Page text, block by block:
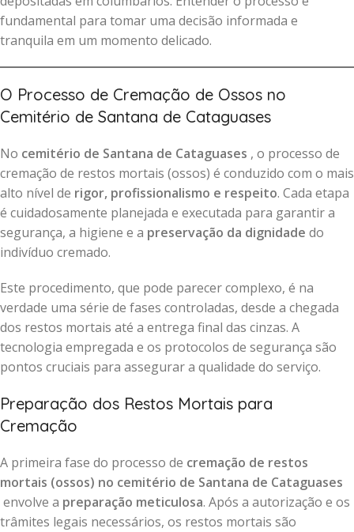
fundamental para tomar uma decisão informada e
tranquila em um momento delicado.
O Processo de Cremação de Ossos no
Cemitério de Santana de Cataguases
No cemitério de Santana de Cataguases , o processo de
cremação de restos mortais (ossos) é conduzido com o mais
alto nível de rigor, profissionalismo e respeito. Cada etapa
é cuidadosamente planejada e executada para garantir a
segurança, a higiene e a preservação da dignidade do
indivíduo cremado.
Este procedimento, que pode parecer complexo, é na
verdade uma série de fases controladas, desde a chegada
dos restos mortais até a entrega final das cinzas. A
tecnologia empregada e os protocolos de segurança são
pontos cruciais para assegurar a qualidade do serviço.
Preparação dos Restos Mortais para
Cremação
A primeira fase do processo de cremação de restos
mortais (ossos) no cemitério de Santana de Cataguases
envolve a preparação meticulosa. Após a autorização e os
trâmites legais necessários, os restos mortais são